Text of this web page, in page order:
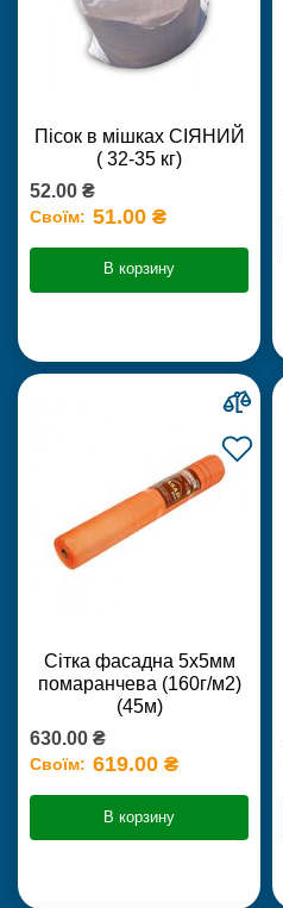
Пісок в мішках СІЯНИЙ
( 32-35 кг)
52.00 ₴
Своїм: 51.00 ₴
В корзину
Сітка фасадна 5х5мм
помаранчева (160г/м2)
(45м)
630.00 ₴
Своїм: 619.00 ₴
В корзину